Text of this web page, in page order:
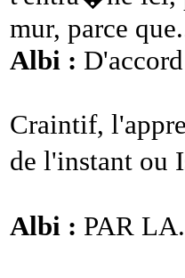
mur, parce
Albi :
Craintif,
de l'instant ou
Albi : PAR